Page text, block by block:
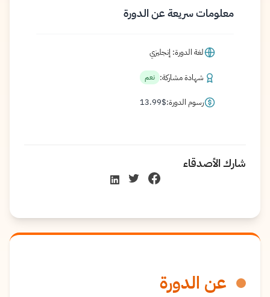
عن الدورة
معلومات سريعة عن الدورة
لغة الدورة: إنجليزي
شهادة مشاركة: نعم
رسوم الدورة: 13.99$
شارك الأصدقاء